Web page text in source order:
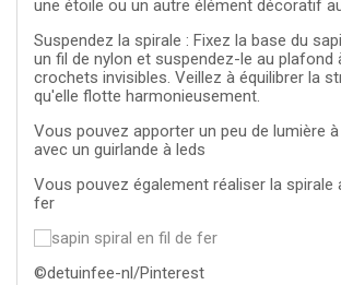
une étoile ou un autre élément décoratif
Suspendez la spirale : Fixez la base du
un fil de nylon et suspendez-le au plafond
crochets invisibles. Veillez à équilibrer la
qu'elle flotte harmonieusement.
Vous pouvez apporter un peu de lumière
avec un guirlande à leds
Vous pouvez également réaliser la spirale
fer
©detuinfee-nl/Pinterest